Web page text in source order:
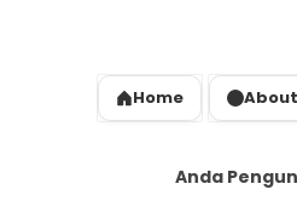
Home About
Anda